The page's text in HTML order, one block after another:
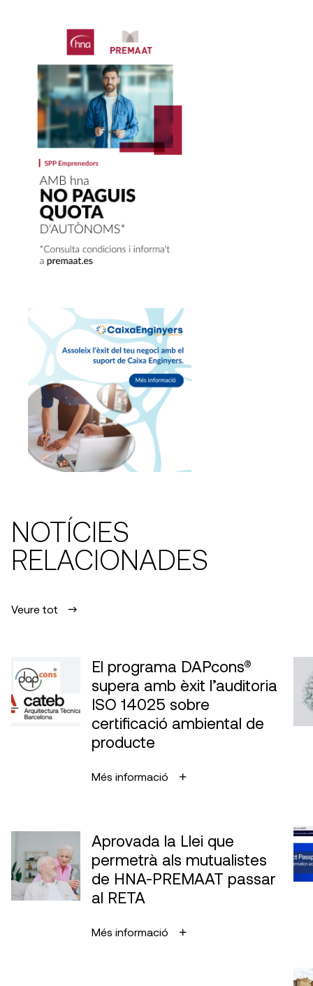
NOTÍCIES
RELACIONADES
Veure tot
El programa DAPcons®
supera amb èxit l’auditoria
ISO 14025 sobre
certificació ambiental de
producte
Més informació
Aprovada la Llei que
permetrà als mutualistes
de HNA-PREMAAT passar
al RETA
Més informació